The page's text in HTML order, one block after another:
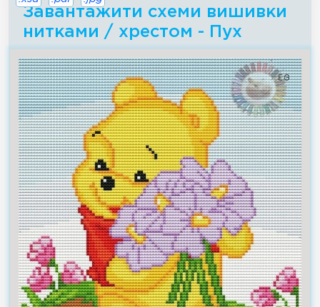
Завантажити схеми вишивки
нитками / хрестом - Пух